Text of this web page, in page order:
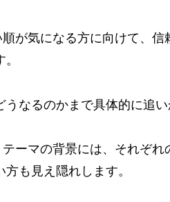
が気になる方に向けて、
なるのかまで具体的に追い
ーマの背景には、それぞれ
も見え隠れします。